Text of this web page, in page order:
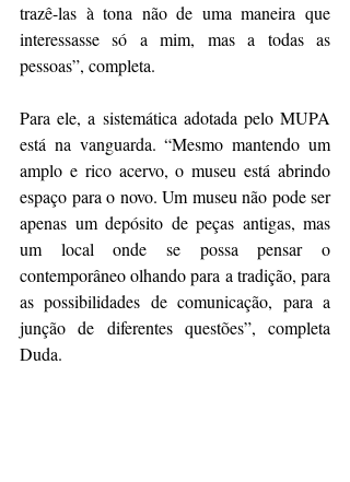
trazê-las à tona não de uma maneira que
interessasse só a mim, mas a todas as
pessoas”, completa.
Para ele, a sistemática adotada pelo MUPA
está na vanguarda. “Mesmo mantendo um
amplo e rico acervo, o museu está abrindo
espaço para o novo. Um museu não pode ser
apenas um depósito de peças antigas, mas
um local onde se possa pensar o
contemporâneo olhando para a tradição, para
as possibilidades de comunicação, para a
junção de diferentes questões”, completa
Duda.